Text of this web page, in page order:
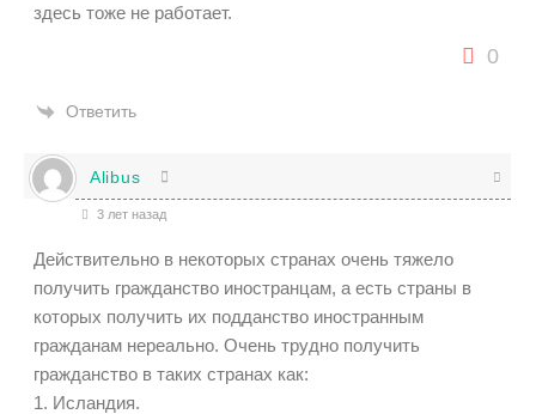
здесь тоже не работает.
0
Ответить
Alibus
3 лет назад
Действительно в некоторых странах очень тяжело
получить гражданство иностранцам, а есть страны в
которых получить их подданство иностранным
гражданам нереально. Очень трудно получить
гражданство в таких странах как:
1. Исландия.